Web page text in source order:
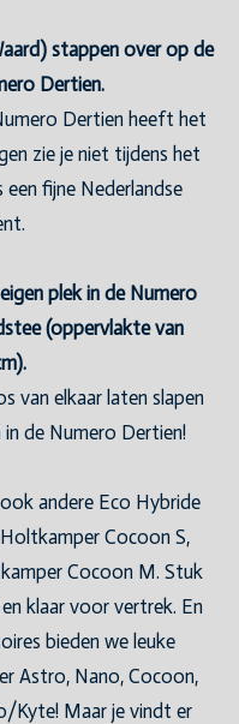
stappen over op de
Dertien.
Dertien heeft het
zie je niet tijdens het
fijne Nederlandse
plek in de Numero
(oppervlakte van
van elkaar laten slapen
de Numero Dertien!
andere Eco Hybride
Cocoon S,
Cocoon M. Stuk
klaar voor vertrek. En
bieden we leuke
Astro, Nano, Cocoon,
Kyte! Maar je vindt er